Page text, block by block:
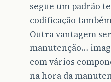
segue um padrão
codificação
Outra vantagem
manutenção…
com vários
na hora da